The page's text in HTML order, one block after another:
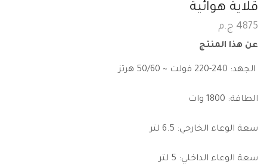
قلاية هوائية
4875 ج.م
عن هذا المنتج
الجهد: 240-220 فولت ~ 50/60 هرتز
الطاقة: 1800 وات
سعة الوعاء الخارجي: 6.5 لتر
سعة الوعاء الداخلي: 5 لتر